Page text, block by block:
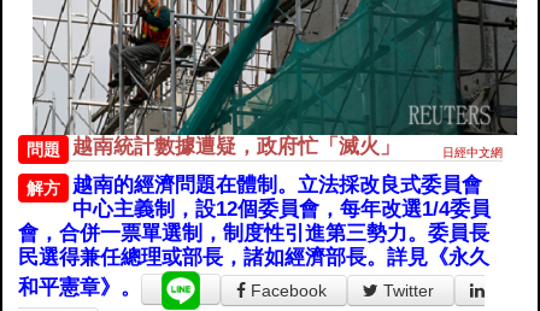
問題 越南統計數據遭疑，政府忙「滅火」 日經中文網
解方
越南的經濟問題在體制。立法採改良式委員會
中心主義制，設12個委員會，每年改選1/4委員
會，合併一票單選制，制度性引進第三勢力。委員長
民選得兼任總理或部長，諸如經濟部長。詳見《永久
和平憲章》。
Facebook
Twitter